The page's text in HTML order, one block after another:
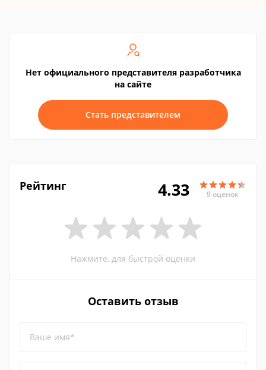
Нет официального представителя разработчика
на сайте
Стать представителем
Рейтинг 4.33 9 оценок
Нажмите, для быстрой оценки
Оставить отзыв
Ваше имя*